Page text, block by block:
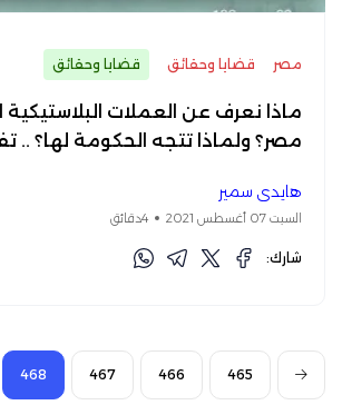
مصر قضايا وحقائق قضايا وحقائق
ماذا نعرف عن العملات
مصر؟ ولماذا تتجه الحكومة لها؟ ..
هايدي سمير
السبت 07 أغسطس 2021 4دقائق
شارك:
465
466
467
468